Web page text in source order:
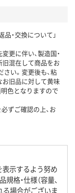
品・交換について」
更に伴い、製造国・
旧混在して商品をお
い。変更後も、粘
お旧品に対して黄味
色となりますので
必ずご確認の上、お
表示するよう努め
格・仕様（容量、
る場合がございま